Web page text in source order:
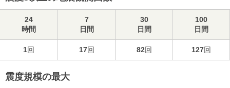
24
時間
7
日間
30
日間
100
日間
1回 17回 82回 127回
震度規模の最大